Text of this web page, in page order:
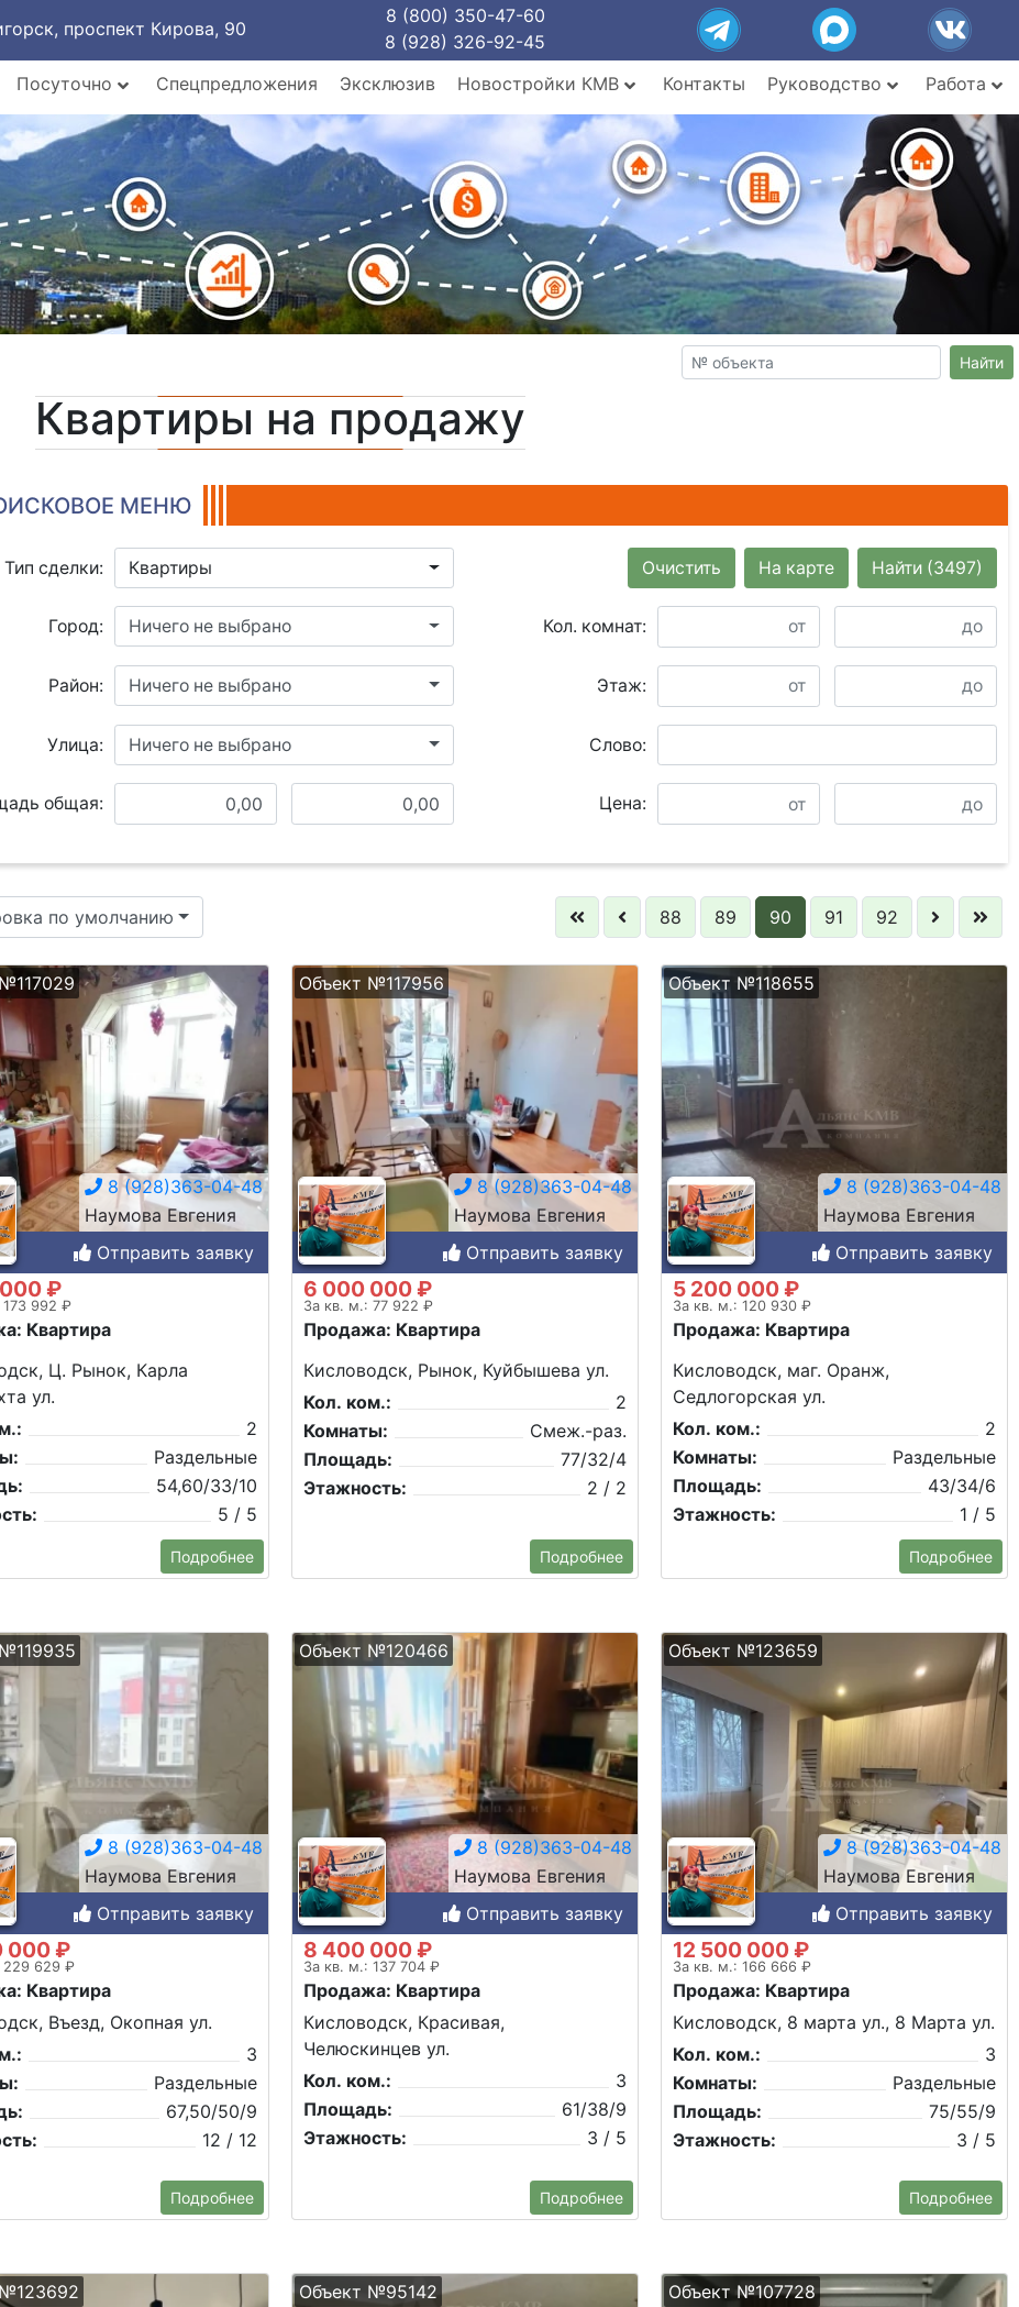
проспект Кирова, 90
8 (800) 350-47-60
8 (928) 326-92-45
Посуточно Спецпредложения Эксклюзив Новостройки КМВ Контакты Руководство Работа
Найти
Квартиры на продажу
МЕНЮ
Тип сделки: Квартиры Найти (3497)
На карте
Очистить
Город: Ничего не выбрано Кол. комнат:
Район: Ничего не выбрано Этаж:
Улица: Ничего не выбрано Слово:
общая: Цена:
по умолчанию 88 89 90 91 92
8 (928)363-04-48
Наумова Евгения
Отправить заявку
₽
992 ₽
Квартира
Ц. Рынок, Карла
ул.
2
Раздельные
54,60/33/10
5 / 5
Подробнее
Объект №117956
8 (928)363-04-48
Наумова Евгения
Отправить заявку
6 000 000 ₽
За кв. м.: 77 922 ₽
Продажа: Квартира
Кисловодск, Рынок, Куйбышева ул.
Кол. ком.:
2
Комнаты:
Смеж.-раз.
Площадь:
77/32/4
Этажность:
2 / 2
Подробнее
Объект №118655
8 (928)363-04-48
Наумова Евгения
Отправить заявку
5 200 000 ₽
За кв. м.: 120 930 ₽
Продажа: Квартира
Кисловодск, маг. Оранж,
Седлогорская ул.
Кол. ком.:
2
Комнаты:
Раздельные
Площадь:
43/34/6
Этажность:
1 / 5
Подробнее
8 (928)363-04-48
Наумова Евгения
Отправить заявку
000 ₽
229 629 ₽
Квартира
Въезд, Окопная ул.
3
Раздельные
67,50/50/9
12 / 12
Подробнее
Объект №120466
8 (928)363-04-48
Наумова Евгения
Отправить заявку
8 400 000 ₽
За кв. м.: 137 704 ₽
Продажа: Квартира
Кисловодск, Красивая,
Челюскинцев ул.
Кол. ком.:
3
Площадь:
61/38/9
Этажность:
3 / 5
Подробнее
Объект №123659
8 (928)363-04-48
Наумова Евгения
Отправить заявку
12 500 000 ₽
За кв. м.: 166 666 ₽
Продажа: Квартира
Кисловодск, 8 марта ул., 8 Марта ул.
Кол. ком.:
3
Комнаты:
Раздельные
Площадь:
75/55/9
Этажность:
3 / 5
Подробнее
Объект №95142 Объект №107728